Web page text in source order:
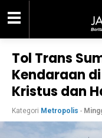
Tol Trans
Kendaraan
Kristus dan
Kategori Metropolis -